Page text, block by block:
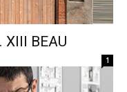
BEAU
1